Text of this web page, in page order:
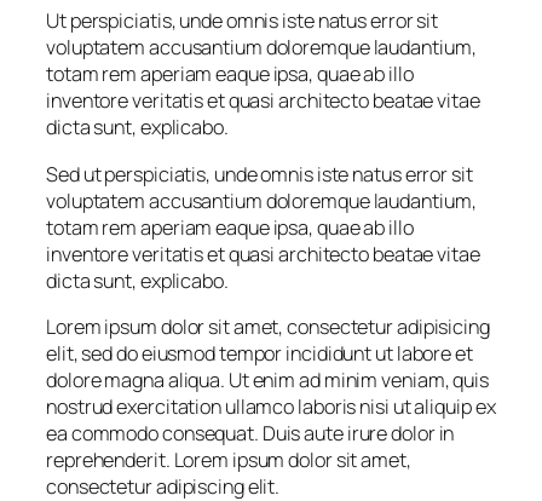
Ut perspiciatis, unde omnis iste natus error sit
voluptatem accusantium doloremque laudantium,
totam rem aperiam eaque ipsa, quae ab illo
inventore veritatis et quasi architecto beatae vitae
dicta sunt, explicabo.
Sed ut perspiciatis, unde omnis iste natus error sit
voluptatem accusantium doloremque laudantium,
totam rem aperiam eaque ipsa, quae ab illo
inventore veritatis et quasi architecto beatae vitae
dicta sunt, explicabo.
Lorem ipsum dolor sit amet, consectetur adipisicing
elit, sed do eiusmod tempor incididunt ut labore et
dolore magna aliqua. Ut enim ad minim veniam, quis
nostrud exercitation ullamco laboris nisi ut aliquip ex
ea commodo consequat. Duis aute irure dolor in
reprehenderit. Lorem ipsum dolor sit amet,
consectetur adipiscing elit.